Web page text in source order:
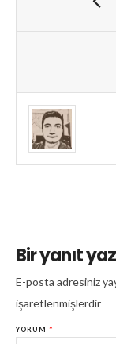
Bir yanıt
E-posta adresiniz
işaretlenmişlerdir
YORUM *